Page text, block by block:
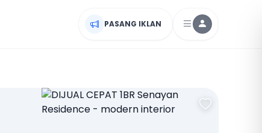
PASANG IKLAN